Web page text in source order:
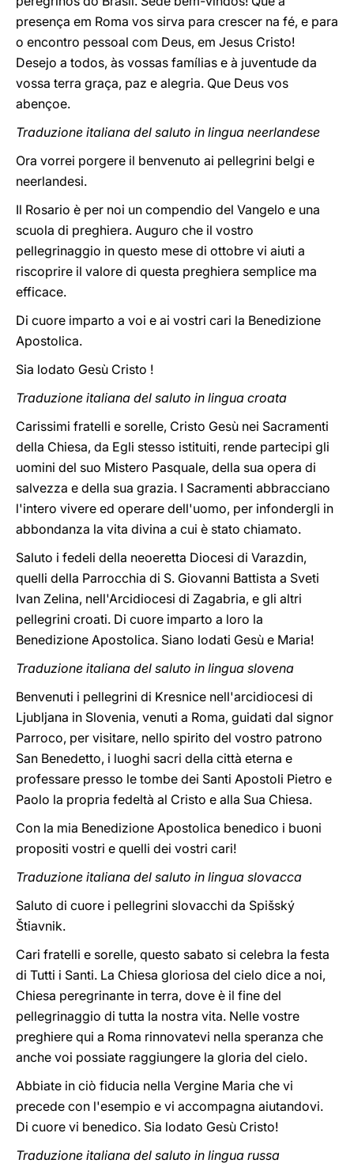
presença em Roma vos sirva para crescer na fé, e para
o encontro pessoal com Deus, em Jesus Cristo!
Desejo a todos, às vossas famílias e à juventude da
vossa terra graça, paz e alegria. Que Deus vos
abençoe.
Traduzione italiana del saluto in lingua neerlandese
Ora vorrei porgere il benvenuto ai pellegrini belgi e
neerlandesi.
Il Rosario è per noi un compendio del Vangelo e una
scuola di preghiera. Auguro che il vostro
pellegrinaggio in questo mese di ottobre vi aiuti a
riscoprire il valore di questa preghiera semplice ma
efficace.
Di cuore imparto a voi e ai vostri cari la Benedizione
Apostolica.
Sia lodato Gesù Cristo !
Traduzione italiana del saluto in lingua croata
Carissimi fratelli e sorelle, Cristo Gesù nei Sacramenti
della Chiesa, da Egli stesso istituiti, rende partecipi gli
uomini del suo Mistero Pasquale, della sua opera di
salvezza e della sua grazia. I Sacramenti abbracciano
l'intero vivere ed operare dell'uomo, per infondergli in
abbondanza la vita divina a cui è stato chiamato.
Saluto i fedeli della neoeretta Diocesi di Varazdin,
quelli della Parrocchia di S. Giovanni Battista a Sveti
Ivan Zelina, nell'Arcidiocesi di Zagabria, e gli altri
pellegrini croati. Di cuore imparto a loro la
Benedizione Apostolica. Siano lodati Gesù e Maria!
Traduzione italiana del saluto in lingua slovena
Benvenuti i pellegrini di Kresnice nell'arcidiocesi di
Ljubljana in Slovenia, venuti a Roma, guidati dal signor
Parroco, per visitare, nello spirito del vostro patrono
San Benedetto, i luoghi sacri della città eterna e
professare presso le tombe dei Santi Apostoli Pietro e
Paolo la propria fedeltà al Cristo e alla Sua Chiesa.
Con la mia Benedizione Apostolica benedico i buoni
propositi vostri e quelli dei vostri cari!
Traduzione italiana del saluto in lingua slovacca
Saluto di cuore i pellegrini slovacchi da Spišský
Štiavnik.
Cari fratelli e sorelle, questo sabato si celebra la festa
di Tutti i Santi. La Chiesa gloriosa del cielo dice a noi,
Chiesa peregrinante in terra, dove è il fine del
pellegrinaggio di tutta la nostra vita. Nelle vostre
preghiere qui a Roma rinnovatevi nella speranza che
anche voi possiate raggiungere la gloria del cielo.
Abbiate in ciò fiducia nella Vergine Maria che vi
precede con l'esempio e vi accompagna aiutandovi.
Di cuore vi benedico. Sia lodato Gesù Cristo!
Traduzione italiana del saluto in lingua russa